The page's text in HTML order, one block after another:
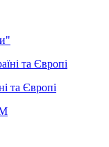
та Європі